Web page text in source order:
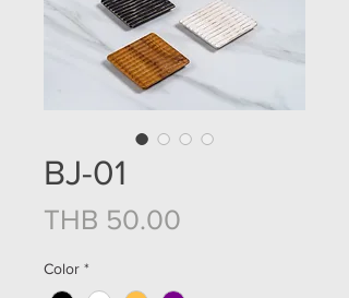
BJ-01
THB 50.00
Color *